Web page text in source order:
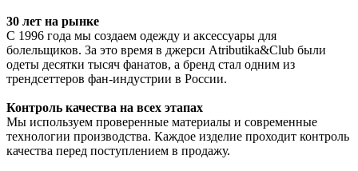
30 лет на рынке
С 1996 года мы создаем одежду и аксессуары для
болельщиков. За это время в джерси Atributika&Club были
одеты десятки тысяч фанатов, а бренд стал одним из
трендсеттеров фан-индустрии в России.
Контроль качества на всех этапах
Мы используем проверенные материалы и современные
технологии производства. Каждое изделие проходит контроль
качества перед поступлением в продажу.